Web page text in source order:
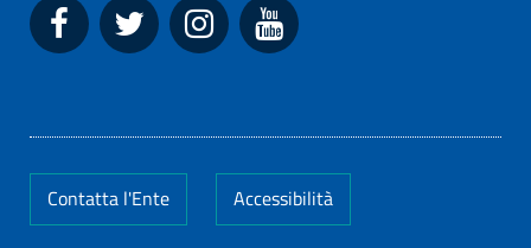
Contatta l'Ente Accessibilità